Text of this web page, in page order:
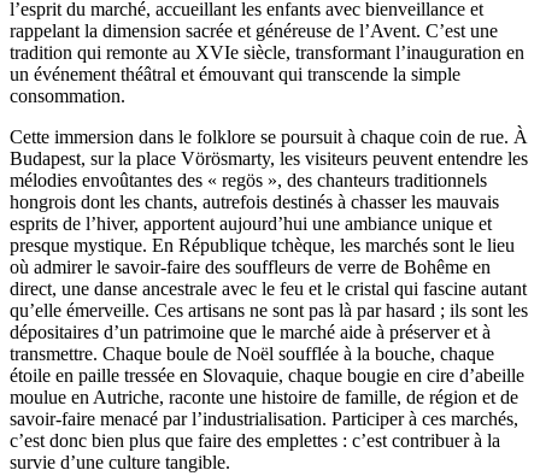
l’esprit du marché, accueillant les enfants avec bienveillance et
rappelant la dimension sacrée et généreuse de l’Avent. C’est une
tradition qui remonte au XVIe siècle, transformant l’inauguration en
un événement théâtral et émouvant qui transcende la simple
consommation.
Cette immersion dans le folklore se poursuit à chaque coin de rue. À
Budapest, sur la place Vörösmarty, les visiteurs peuvent entendre les
mélodies envoûtantes des « regös », des chanteurs traditionnels
hongrois dont les chants, autrefois destinés à chasser les mauvais
esprits de l’hiver, apportent aujourd’hui une ambiance unique et
presque mystique. En République tchèque, les marchés sont le lieu
où admirer le savoir-faire des souffleurs de verre de Bohême en
direct, une danse ancestrale avec le feu et le cristal qui fascine autant
qu’elle émerveille. Ces artisans ne sont pas là par hasard ; ils sont les
dépositaires d’un patrimoine que le marché aide à préserver et à
transmettre. Chaque boule de Noël soufflée à la bouche, chaque
étoile en paille tressée en Slovaquie, chaque bougie en cire d’abeille
moulue en Autriche, raconte une histoire de famille, de région et de
savoir-faire menacé par l’industrialisation. Participer à ces marchés,
c’est donc bien plus que faire des emplettes : c’est contribuer à la
survie d’une culture tangible.